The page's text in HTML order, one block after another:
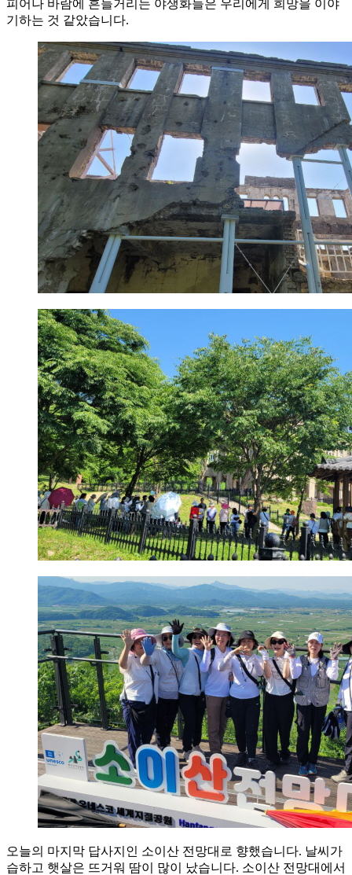
피어나 바람에 흔들거리는 야생화들은 우리에게 희망을 이야
기하는 것 같았습니다.
오늘의 마지막 답사지인 소이산 전망대로 향했습니다. 날씨가
습하고 햇살은 뜨거워 땀이 많이 났습니다. 소이산 전망대에서